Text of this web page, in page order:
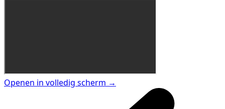
Openen in volledig scherm →